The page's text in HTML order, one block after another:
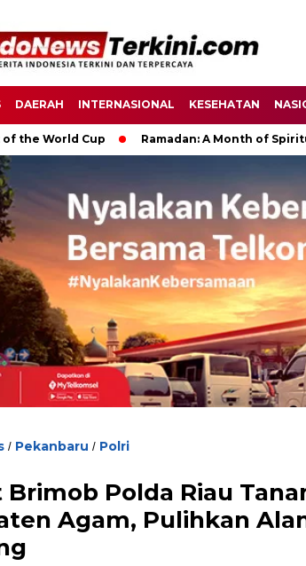
DAERAH INTERNASIONAL KESEHATAN
Cup Ramadan: A Month of Spiritual
/ Pekanbaru / Polri
Brimob Polda Riau
Agam, Pulihkan